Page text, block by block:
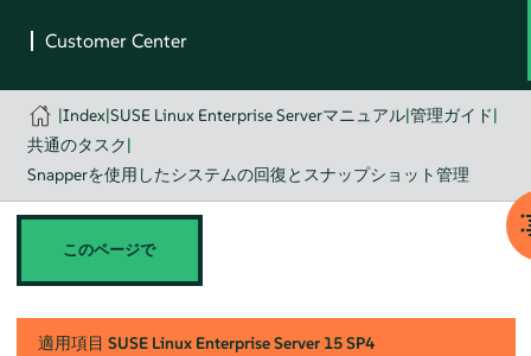
|Index|SUSE Linux Enterprise Serverマニュアル|管理ガイド|
共通のタスク|
Snapperを使用したシステムの回復とスナップショット管理
このページで
適用項目 SUSE Linux Enterprise Server 15 SP4